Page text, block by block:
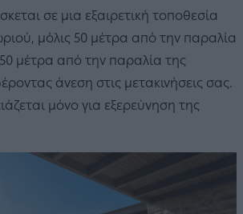
σε μια εξαιρετική τοποθεσία
μόλις 50 μέτρα από την παραλία
μέτρα από την παραλία της
άνεση στις μετακινήσεις σας.
μόνο για εξερεύνηση της